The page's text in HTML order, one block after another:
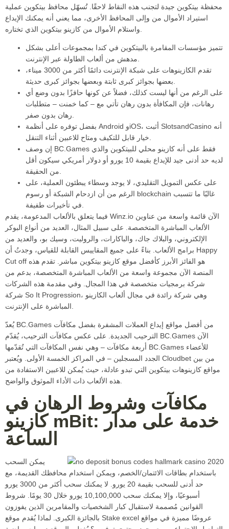
محفظة بيتكوين جيدة لتجنب هذه النقاط لاحقًا. تُسهّل محافظ بيتكوين عملية
استيراد الأموال من وإلى المحافظ الأخرى، مما يعني أنه يمكنك الإيداع
تتميز مؤسسات المقامرة بالبيتكوين في كندا بمجموعات أعلى بشكل
تقدم الكازينوهات على شبكة الإنترنت دائمًا أكثر من 3000 ميناء،
على الرغم من أنها ليست كذلك، فضلاً عن كونها حافزًا بدون وضع أي
رهانات، فإن المكافأة بدون رهان تأتي مع – كما خمنت – متطلبات
بفضل توفره على أنظمة Android وiOS، أثبت SlotsandCasino أنه
إن وصف BC.Games فقط على أنه كازينو محلي للبيتكوين والذي
لديه حد أدنى جيد للإيداع بقيمة 10 يورو أو دولار أمريكي سيكون أقل
على عكس التمويل التقليدي، لا يوجد وسطاء يبطئون العملية، على
الرغم من أن ازدحام الشبكة أو رسوم blockchain غالبًا ما تتسبب
فيما يتعلق بالألعاب المدعومة، يقدم Winz.io الآن قائمة واسعة من عناوين
الألعاب المباشرة المتخصصة. على سبيل المثال، العديد من أنواع البوكر
الإلكتروني، والبلاك جاك، والباكارات، والروليت، وسيك بو، والعديد من
برامج الألعاب. بناءً على جميع المقاييس القابلة للقياس، وجدتُ أن Happy
Cut off هو الفائز الأبرز كأفضل موقع كازينو بيتكوين مباشر. تقدم هذه
المنصة الآن مجموعة واسعة من الألعاب المباشرة المتخصصة، بدعم من
شركة برمجيات متخصصة في هذا المجال. وفي مقدمة هذه الشركات
شركة So It Progression، وهي شركة رائدة في مجال ألعاب الكازينو
يُعدّ BC.Games من أفضل مواقع إيداع العملات المشفرة بفضل مكافآت
الترحيب الجديدة. على عكس مكافآت الترحيب، يُقدّم BC.Games الآن
أربعة مكافآت – وهي نفس المكافآت التي تُقدّمها BC.Games للأعضاء
الجدد المسجلين – في المراكز الخمسة الأولى. ويُعتبر Cloudbet من بين
مواقع كازينوهات بيتكوين التي تبدو عادلة، حيث يُمكن للاعبين الاستفادة من
هذه الألعاب ذات الأداء الموثوق والواضح.
مكافآت وشروط الرهان في
كازينو mBit: خدمة على مدار
الساعة
يمكن السحب
باستخدام بطاقات الائتمان/الخصم، ويمكن استخدام محافظك القديمة، مع
حد أدنى للسحب بقيمة 20 يورو. لا يمكنك سحب أكثر من 3000 يورو
أسبوعيًا، وإلا يمكنك سحب 10,100,000 يورو خلال 30 يومًا. شروط
القوانين مُصممة لاستقبال كبار الشخصيات والمقامرين الذين يفوزون
بالجائزة الكبرى. لماذا يُقدم موقع Stake excel عروضًا مميزة في مواقع